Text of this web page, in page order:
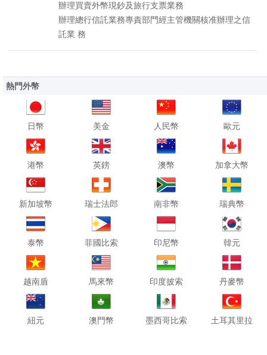
辦理買賣外幣現鈔及旅行支票業務
辦理總行信託業務專責部門經主管機關核准辦理之信
託業 務
熱門外幣
日幣 美金 人民幣 歐元
港幣 英鎊 澳幣 加拿大幣
新加坡幣 瑞士法郎 南非幣 瑞典幣
泰幣 菲國比索 印尼幣 韓元
越南盾 馬來幣 印度披索 丹麥幣
紐元 澳門幣 墨西哥比索 土耳其里拉